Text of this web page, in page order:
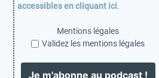
accessibles en cliquant ici.
Mentions légales
Validez les mentions légales